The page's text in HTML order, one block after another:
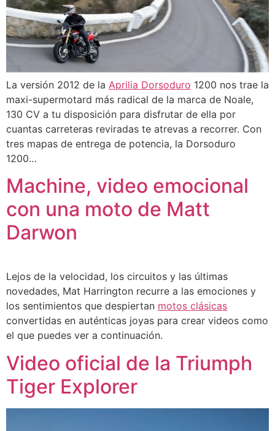
La versión 2012 de la Aprilia Dorsoduro 1200 nos trae la
maxi-supermotard más radical de la marca de Noale,
130 CV a tu disposición para disfrutar de ella por
cuantas carreteras reviradas te atrevas a recorrer. Con
tres mapas de entrega de potencia, la Dorsoduro
1200…
Machine, video emocional
con una moto de Matt
Darwon
Lejos de la velocidad, los circuitos y las últimas
novedades, Mat Harrington recurre a las emociones y
los sentimientos que despiertan motos clásicas
convertidas en auténticas joyas para crear videos como
el que puedes ver a continuación.
Video oficial de la Triumph
Tiger Explorer